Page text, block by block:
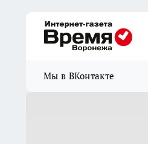
Мы в ВКонтакте